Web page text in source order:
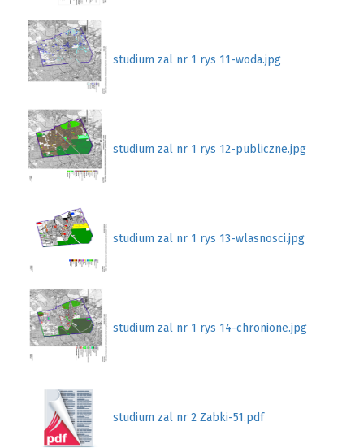
studium zal nr 1 rys 11-woda.jpg
studium zal nr 1 rys 12-publiczne.jpg
studium zal nr 1 rys 13-wlasnosci.jpg
studium zal nr 1 rys 14-chronione.jpg
studium zal nr 2 Zabki-51.pdf